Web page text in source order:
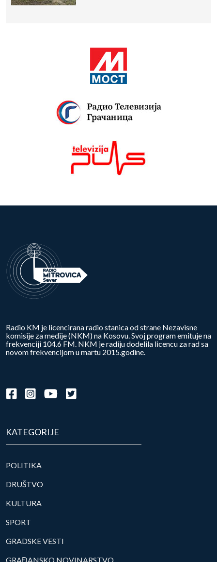
Radio KM je licencirana radio stanica od strane Nezavisne
komisije za medije (NKM) na Kosovu. Svoj program emituje na
frekvenciji 104.6 FM. NKM je radiju dodelila licencu za rad sa
novom frekvencijom u martu 2015.godine.
KATEGORIJE
POLITIKA
DRUŠTVO
KULTURA
SPORT
GRADSKE VESTI
GRAĐANSKO NOVINARSTVO